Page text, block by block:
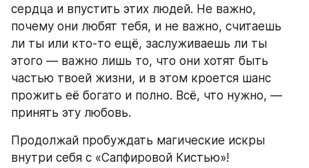
сердца и впустить этих людей. Не важно,
почему они любят тебя, и не важно, считаешь
ли ты или кто‑то ещё, заслуживаешь ли ты
этого — важно лишь то, что они хотят быть
частью твоей жизни, и в этом кроется шанс
прожить её богато и полно. Всё, что нужно, —
принять эту любовь.
Продолжай пробуждать магические искры
внутри себя с «Сапфировой Кистью»!